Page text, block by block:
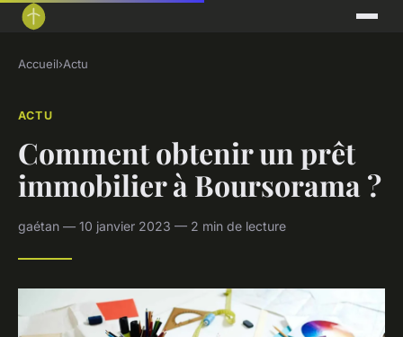
Accueil›Actu
ACTU
Comment obtenir un prêt
immobilier à Boursorama ?
gaétan — 10 janvier 2023 — 2 min de lecture